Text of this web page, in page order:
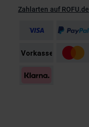
Zahlarten auf ROFU.de